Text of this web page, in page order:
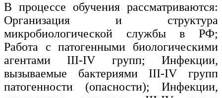
В процессе обучения рассматриваются:
Организация и структура
микробиологической службы в РФ;
Работа с патогенными биологическими
агентами III-IV групп; Инфекции,
вызываемые бактериями III-IV групп
патогенности (опасности); Инфекции,